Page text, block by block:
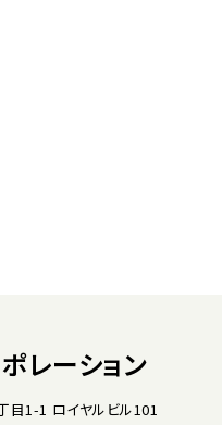
レーション
目1-1 ロイヤルビル101